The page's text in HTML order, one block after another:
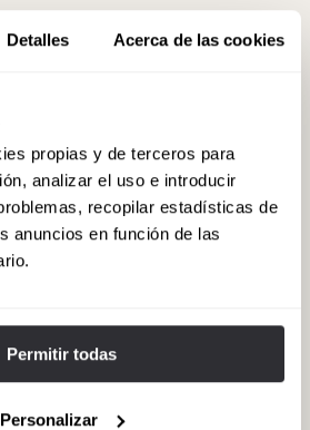
Detalles Acerca de las cookies
propias y de terceros para
analizar el uso e introducir
recopilar estadísticas de
anuncios en función de las
Permitir todas
Personalizar
artículos de lujo reconocida por su saber
de l’Intendance, 33000 Bordeaux,
d'Argent - Gordon Ramsay
del InterContinental, con cocina de
y ambiente cuidado para cenas de alto
de la Comédie, 33000 Bordeaux,
de Bordeaux
de arte clásico y moderno, que